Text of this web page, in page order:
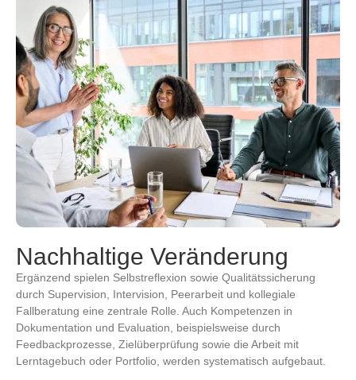
Nachhaltige Veränderung
Ergänzend spielen Selbstreflexion sowie Qualitätssicherung
durch Supervision, Intervision, Peerarbeit und kollegiale
Fallberatung eine zentrale Rolle. Auch Kompetenzen in
Dokumentation und Evaluation, beispielsweise durch
Feedbackprozesse, Zielüberprüfung sowie die Arbeit mit
Lerntagebuch oder Portfolio, werden systematisch aufgebaut.